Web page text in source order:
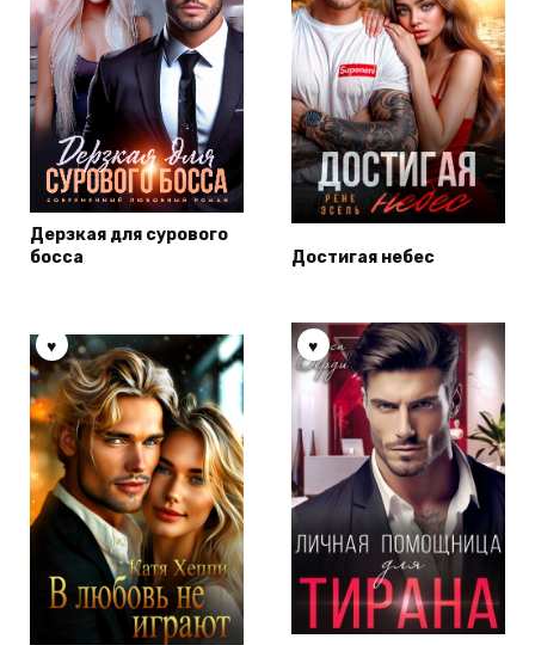
Дерзкая для сурового
босса
Достигая небес